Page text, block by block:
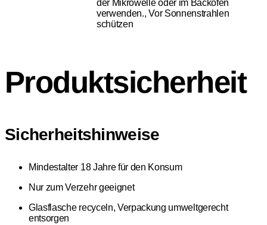
der Mikrowelle oder im Backofen
verwenden., Vor Sonnenstrahlen
schützen
Produktsicherheit
Sicherheitshinweise
Mindestalter 18 Jahre für den Konsum
Nur zum Verzehr geeignet
Glasflasche recyceln, Verpackung umweltgerecht
entsorgen